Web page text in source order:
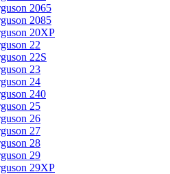
2065
2085
20XP
22
22S
23
24
240
25
26
27
28
29
29XP